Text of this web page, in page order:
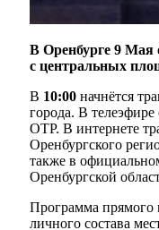
В Оренбурге 9 Мая
с центральных
В 10:00 начнётся
города. В
ОТР. В интернете
Оренбургского
также в
Оренбургской
Программа прямого
личного состава